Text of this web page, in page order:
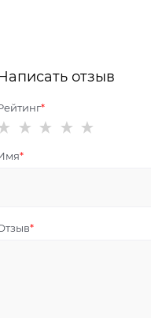
отзыв